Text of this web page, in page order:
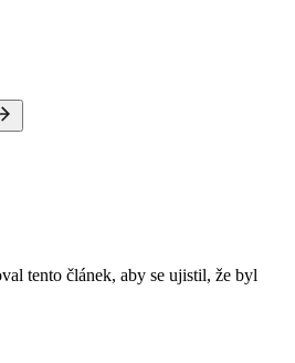
tento článek, aby se ujistil, že byl